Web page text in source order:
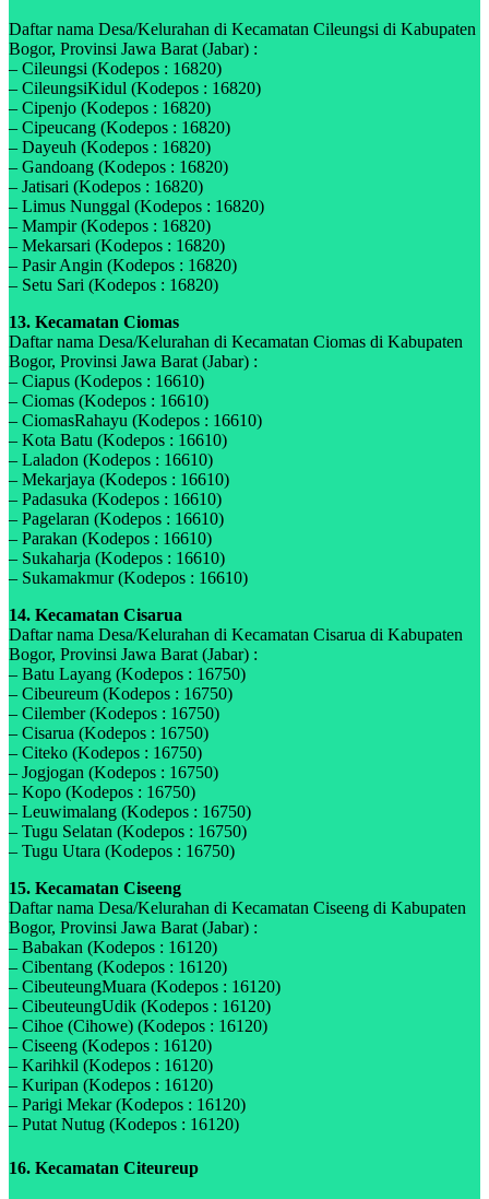
Daftar nama Desa/Kelurahan di Kecamatan Cileungsi di Kabupaten
Bogor, Provinsi Jawa Barat (Jabar) :
– Cileungsi (Kodepos : 16820)
– CileungsiKidul (Kodepos : 16820)
– Cipenjo (Kodepos : 16820)
– Cipeucang (Kodepos : 16820)
– Dayeuh (Kodepos : 16820)
– Gandoang (Kodepos : 16820)
– Jatisari (Kodepos : 16820)
– Limus Nunggal (Kodepos : 16820)
– Mampir (Kodepos : 16820)
– Mekarsari (Kodepos : 16820)
– Pasir Angin (Kodepos : 16820)
– Setu Sari (Kodepos : 16820)
13. Kecamatan Ciomas
Daftar nama Desa/Kelurahan di Kecamatan Ciomas di Kabupaten
Bogor, Provinsi Jawa Barat (Jabar) :
– Ciapus (Kodepos : 16610)
– Ciomas (Kodepos : 16610)
– CiomasRahayu (Kodepos : 16610)
– Kota Batu (Kodepos : 16610)
– Laladon (Kodepos : 16610)
– Mekarjaya (Kodepos : 16610)
– Padasuka (Kodepos : 16610)
– Pagelaran (Kodepos : 16610)
– Parakan (Kodepos : 16610)
– Sukaharja (Kodepos : 16610)
– Sukamakmur (Kodepos : 16610)
14. Kecamatan Cisarua
Daftar nama Desa/Kelurahan di Kecamatan Cisarua di Kabupaten
Bogor, Provinsi Jawa Barat (Jabar) :
– Batu Layang (Kodepos : 16750)
– Cibeureum (Kodepos : 16750)
– Cilember (Kodepos : 16750)
– Cisarua (Kodepos : 16750)
– Citeko (Kodepos : 16750)
– Jogjogan (Kodepos : 16750)
– Kopo (Kodepos : 16750)
– Leuwimalang (Kodepos : 16750)
– Tugu Selatan (Kodepos : 16750)
– Tugu Utara (Kodepos : 16750)
15. Kecamatan Ciseeng
Daftar nama Desa/Kelurahan di Kecamatan Ciseeng di Kabupaten
Bogor, Provinsi Jawa Barat (Jabar) :
– Babakan (Kodepos : 16120)
– Cibentang (Kodepos : 16120)
– CibeuteungMuara (Kodepos : 16120)
– CibeuteungUdik (Kodepos : 16120)
– Cihoe (Cihowe) (Kodepos : 16120)
– Ciseeng (Kodepos : 16120)
– Karihkil (Kodepos : 16120)
– Kuripan (Kodepos : 16120)
– Parigi Mekar (Kodepos : 16120)
– Putat Nutug (Kodepos : 16120)
16. Kecamatan Citeureup